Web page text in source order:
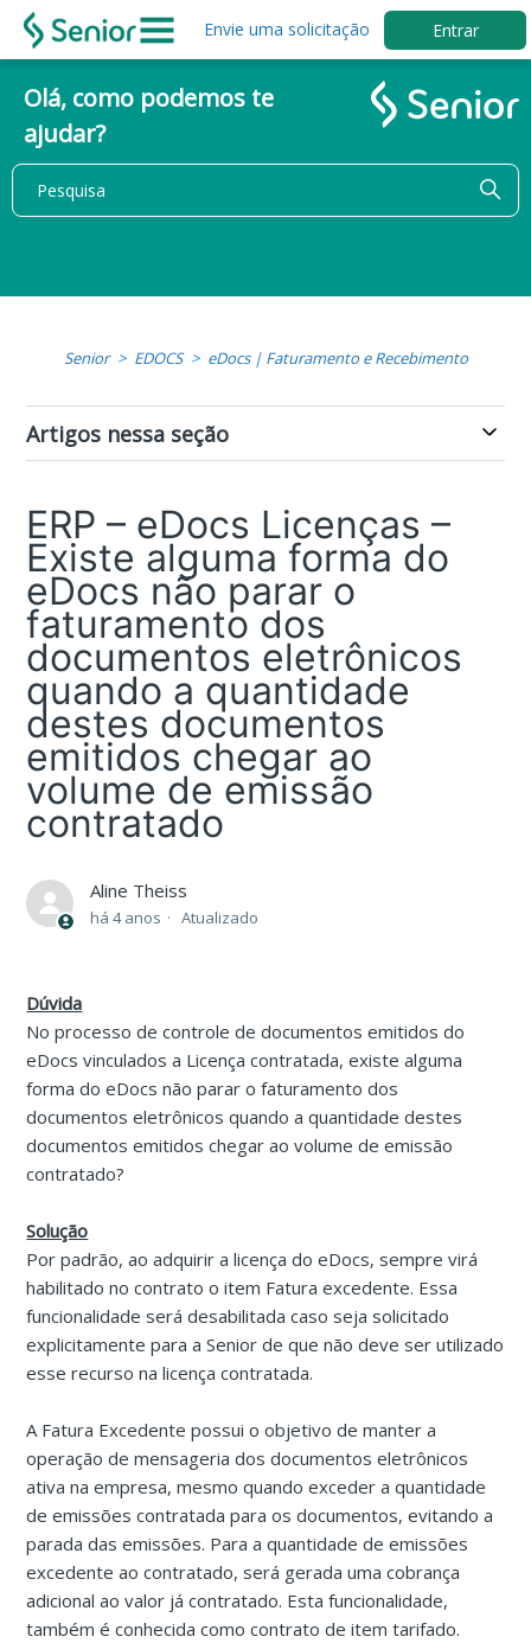
Envie uma solicitação Entrar
Olá, como podemos te
ajudar?
Senior EDOCS eDocs | Faturamento e Recebimento
Artigos nessa seção
ERP – eDocs Licenças –
Existe alguma forma do
eDocs não parar o
faturamento dos
documentos eletrônicos
quando a quantidade
destes documentos
emitidos chegar ao
volume de emissão
contratado
Aline Theiss
há 4 anos Atualizado
Dúvida
No processo de controle de documentos emitidos do
eDocs vinculados a Licença contratada, existe alguma
forma do eDocs não parar o faturamento dos
documentos eletrônicos quando a quantidade destes
documentos emitidos chegar ao volume de emissão
contratado?
Solução
Por padrão, ao adquirir a licença do eDocs, sempre virá
habilitado no contrato o item Fatura excedente. Essa
funcionalidade será desabilitada caso seja solicitado
explicitamente para a Senior de que não deve ser utilizado
esse recurso na licença contratada.
A Fatura Excedente possui o objetivo de manter a
operação de mensageria dos documentos eletrônicos
ativa na empresa, mesmo quando exceder a quantidade
de emissões contratada para os documentos, evitando a
parada das emissões. Para a quantidade de emissões
excedente ao contratado, será gerada uma cobrança
adicional ao valor já contratado. Esta funcionalidade,
também é conhecida como contrato de item tarifado.